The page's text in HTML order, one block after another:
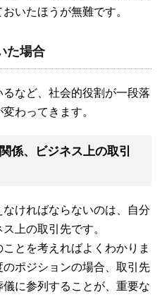
いたほうが無難です。
た場合
など、社会的役割が一段落
わってきます。
係、ビジネス上の取引
ければならないのは、自分
上の取引先です。
とを考えればよくわかりま
ポジションの場合、取引先
に参列することが、重要な